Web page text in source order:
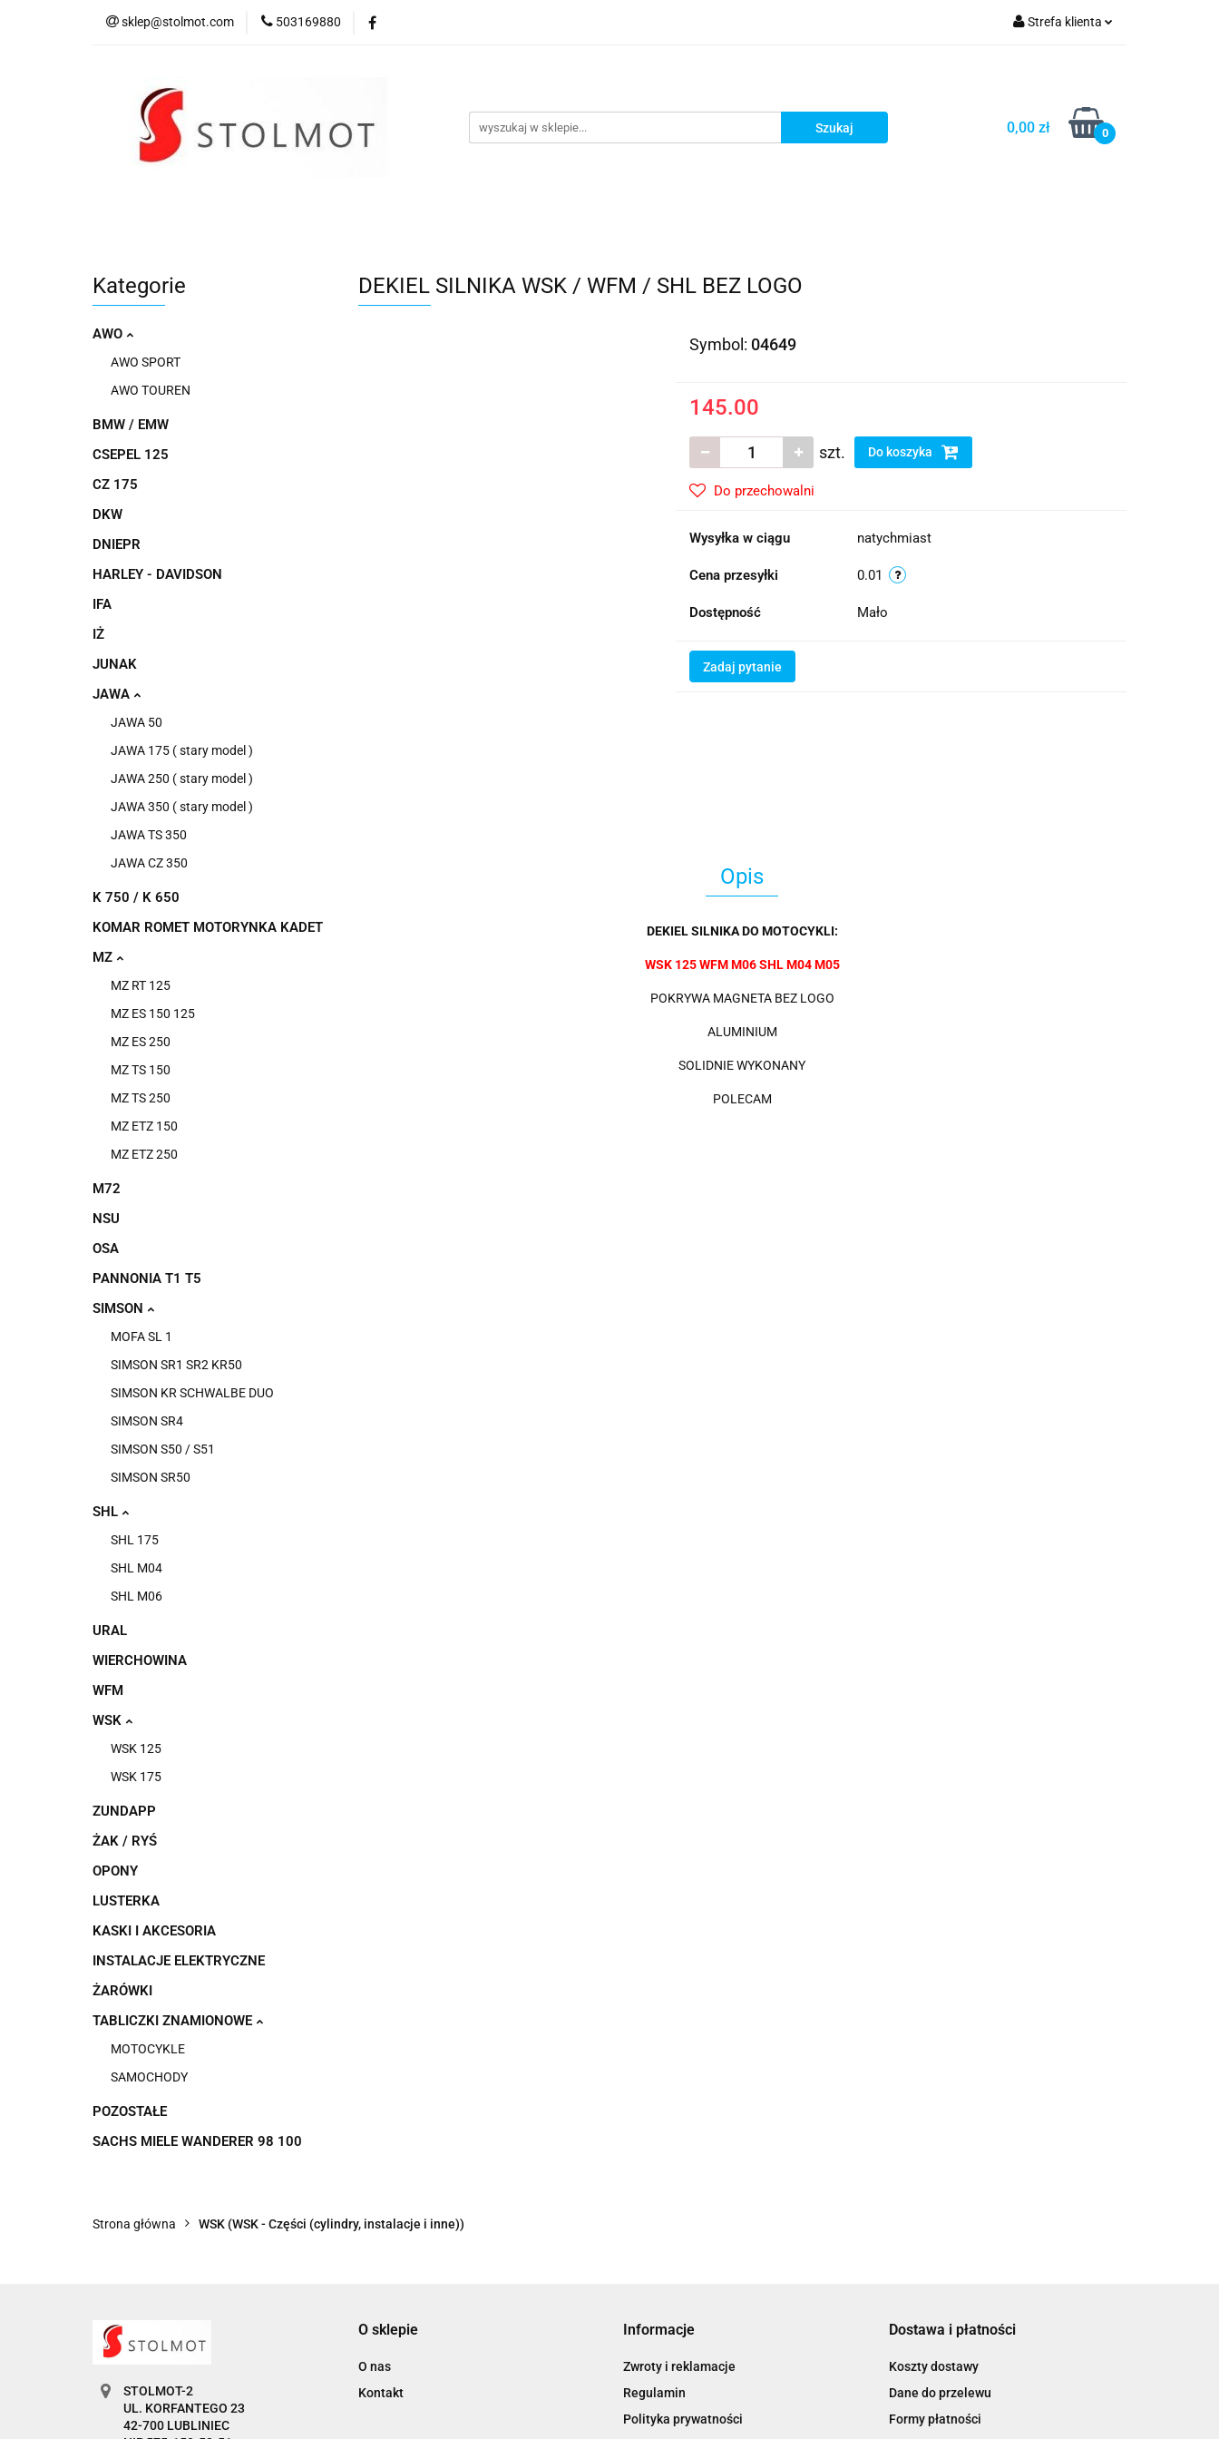
sklep@stolmot.com 503169880 Strefa klienta
Dodaj zgłoszenie
0,00 zł 0
Kategorie
AWO
AWO SPORT
AWO TOUREN
BMW / EMW
CSEPEL 125
CZ 175
DKW
DNIEPR
HARLEY - DAVIDSON
IFA
IŻ
JUNAK
JAWA
JAWA 50
JAWA 175 ( stary model )
JAWA 250 ( stary model )
JAWA 350 ( stary model )
JAWA TS 350
JAWA CZ 350
K 750 / K 650
KOMAR ROMET MOTORYNKA KADET
MZ
MZ RT 125
MZ ES 150 125
MZ ES 250
MZ TS 150
MZ TS 250
MZ ETZ 150
MZ ETZ 250
M72
NSU
OSA
PANNONIA T1 T5
SIMSON
MOFA SL 1
SIMSON SR1 SR2 KR50
SIMSON KR SCHWALBE DUO
SIMSON SR4
SIMSON S50 / S51
SIMSON SR50
SHL
SHL 175
SHL M04
SHL M06
URAL
WIERCHOWINA
WFM
WSK
WSK 125
WSK 175
ZUNDAPP
ŻAK / RYŚ
OPONY
LUSTERKA
KASKI I AKCESORIA
INSTALACJE ELEKTRYCZNE
ŻARÓWKI
TABLICZKI ZNAMIONOWE
MOTOCYKLE
SAMOCHODY
POZOSTAŁE
SACHS MIELE WANDERER 98 100
DEKIEL SILNIKA WSK / WFM / SHL BEZ LOGO
Symbol: 04649
145.00
szt. Do koszyka
Do przechowalni
Wysyłka w ciągu natychmiast
Cena przesyłki 0.01
Dostępność Mało
Zadaj pytanie
Opis
DEKIEL SILNIKA DO MOTOCYKLI:
WSK 125 WFM M06 SHL M04 M05
POKRYWA MAGNETA BEZ LOGO
ALUMINIUM
SOLIDNIE WYKONANY
POLECAM
Strona główna WSK (WSK - Części (cylindry, instalacje i inne))
STOLMOT-2
UL. KORFANTEGO 23
42-700 LUBLINIEC
O sklepie
O nas
Kontakt
Informacje
Zwroty i reklamacje
Regulamin
Polityka prywatności
Dostawa i płatności
Koszty dostawy
Dane do przelewu
Formy płatności